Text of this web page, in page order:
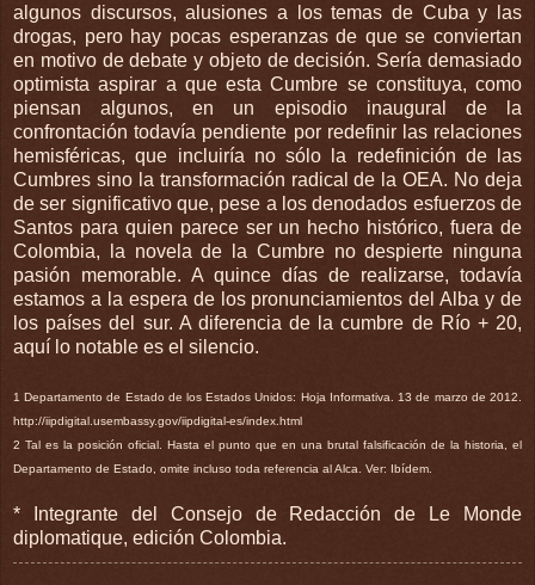
algunos discursos, alusiones a los temas de Cuba y las
drogas, pero hay pocas esperanzas de que se conviertan
en motivo de debate y objeto de decisión. Sería demasiado
optimista aspirar a que esta Cumbre se constituya, como
piensan algunos, en un episodio inaugural de la
confrontación todavía pendiente por redefinir las relaciones
hemisféricas, que incluiría no sólo la redefinición de las
Cumbres sino la transformación radical de la OEA. No deja
de ser significativo que, pese a los denodados esfuerzos de
Santos para quien parece ser un hecho histórico, fuera de
Colombia, la novela de la Cumbre no despierte ninguna
pasión memorable. A quince días de realizarse, todavía
estamos a la espera de los pronunciamientos del Alba y de
los países del sur. A diferencia de la cumbre de Río + 20,
aquí lo notable es el silencio.
1 Departamento de Estado de los Estados Unidos: Hoja Informativa. 13 de marzo de 2012.
http://iipdigital.usembassy.gov/iipdigital-es/index.html
2 Tal es la posición oficial. Hasta el punto que en una brutal falsificación de la historia, el
Departamento de Estado, omite incluso toda referencia al Alca. Ver: Ibídem.
* Integrante del Consejo de Redacción de Le Monde
diplomatique, edición Colombia.